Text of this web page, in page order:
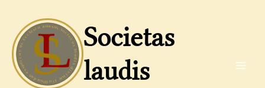
contenu
Societas
laudis